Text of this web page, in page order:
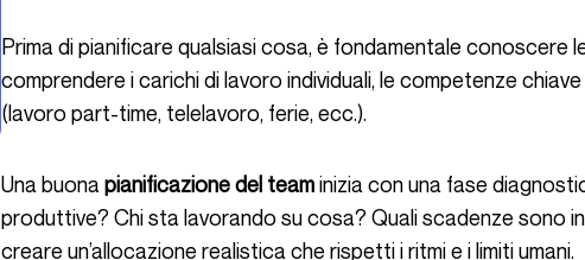
Prima di pianificare qualsiasi cosa, è fondamentale conoscere le risorse disponibili. Ciò significa
comprendere i carichi di lavoro individuali, le competenze
(lavoro part-time, telelavoro, ferie, ecc.).
Una buona pianificazione del teaminizia con una fase
produttive? Chi sta lavorando su cosa? Quali scadenze sono
creare un’allocazione realistica che rispetti i ritmi e i limiti umani.